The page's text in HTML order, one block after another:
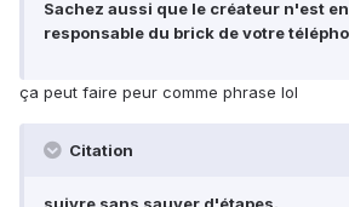
Sachez aussi que le créateur n'est
responsable du brick de votre
ça peut faire peur comme phrase lol
Citation